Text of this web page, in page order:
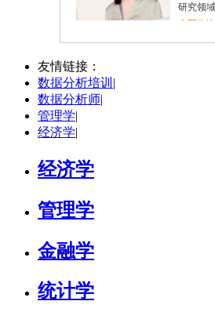
研究领域
立即咨询
陈希
友情链接：
数据分析培训 |
数据分析师|
管理学|
经济学|
经济学
管理学
金融学
统计学